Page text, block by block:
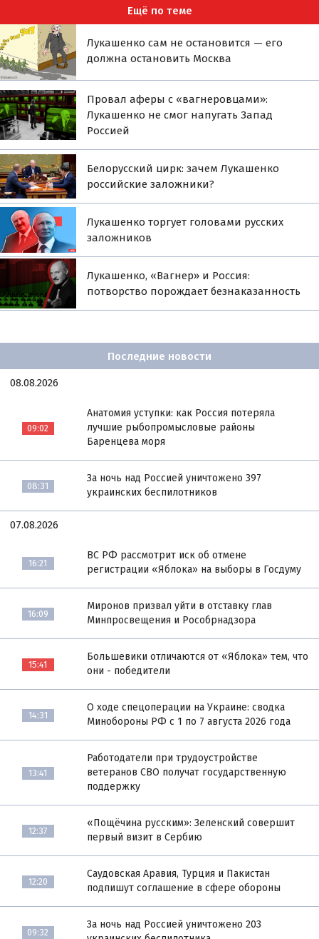
Ещё по теме
Лукашенко сам не остановится — его
должна остановить Москва
Провал аферы с «вагнеровцами»:
Лукашенко не смог напугать Запад
Россией
Белорусский цирк: зачем Лукашенко
российские заложники?
Лукашенко торгует головами русских
заложников
Лукашенко, «Вагнер» и Россия:
потворство порождает безнаказанность
Последние новости
08.08.2026
09:02
Анатомия уступки: как Россия потеряла
лучшие рыбопромысловые районы
Баренцева моря
08:31
За ночь над Россией уничтожено 397
украинских беспилотников
07.08.2026
16:21
ВС РФ рассмотрит иск об отмене
регистрации «Яблока» на выборы в Госдуму
16:09
Миронов призвал уйти в отставку глав
Минпросвещения и Рособрнадзора
15:41
Большевики отличаются от «Яблока» тем, что
они - победители
14:31
О ходе спецоперации на Украине: сводка
Минобороны РФ с 1 по 7 августа 2026 года
13:41
Работодатели при трудоустройстве
ветеранов СВО получат государственную
поддержку
12:37
«Пощёчина русским»: Зеленский совершит
первый визит в Сербию
12:20
Саудовская Аравия, Турция и Пакистан
подпишут соглашение в сфере обороны
09:32
За ночь над Россией уничтожено 203